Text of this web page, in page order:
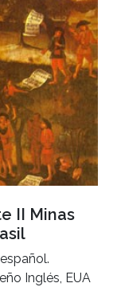
II Minas
Inglés, EUA